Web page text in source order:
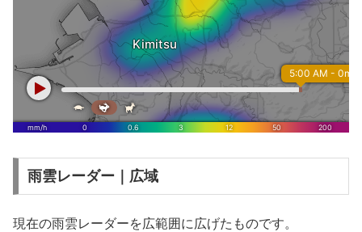
雨雲レーダー｜広域
現在の雨雲レーダーを広範囲に広げたものです。